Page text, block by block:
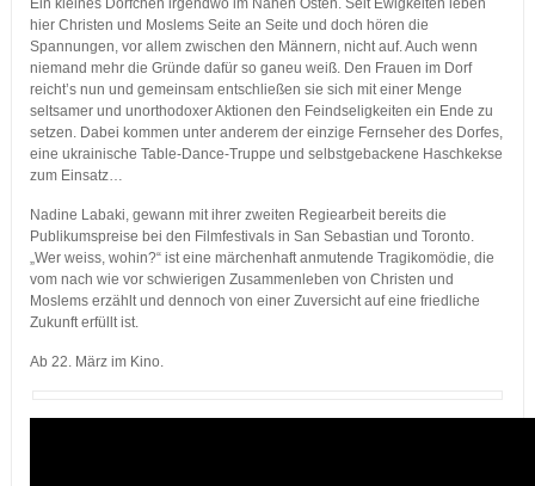
Ein kleines Dörfchen irgendwo im Nahen Osten. Seit Ewigkeiten leben
hier Christen und Moslems Seite an Seite und doch hören die
Spannungen, vor allem zwischen den Männern, nicht auf. Auch wenn
niemand mehr die Gründe dafür so ganeu weiß. Den Frauen im Dorf
reicht’s nun und gemeinsam entschließen sie sich mit einer Menge
seltsamer und unorthodoxer Aktionen den Feindseligkeiten ein Ende zu
setzen. Dabei kommen unter anderem der einzige Fernseher des Dorfes,
eine ukrainische Table-Dance-Truppe und selbstgebackene Haschkekse
zum Einsatz…
Nadine Labaki, gewann mit ihrer zweiten Regiearbeit bereits die
Publikumspreise bei den Filmfestivals in San Sebastian und Toronto.
„Wer weiss, wohin?“ ist eine märchenhaft anmutende Tragikomödie, die
vom nach wie vor schwierigen Zusammenleben von Christen und
Moslems erzählt und dennoch von einer Zuversicht auf eine friedliche
Zukunft erfüllt ist.
Ab 22. März im Kino.